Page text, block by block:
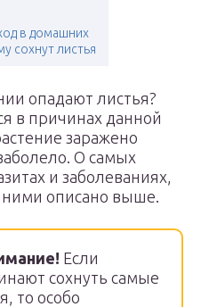
в домашних
сохнут листья
опадают листья?
в причинах данной
заражено
О самых
и заболеваниях,
ними описано выше.
Если
сохнуть самые
то особо